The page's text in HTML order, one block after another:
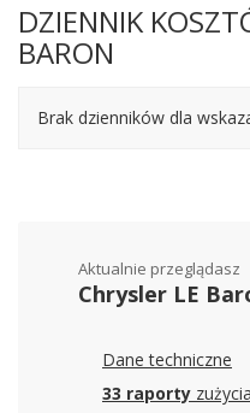
DZIENNIK
BARON
Brak dzienników dla
Aktualnie przeglądasz
Chrysler LE
Dane techniczne
33 raporty